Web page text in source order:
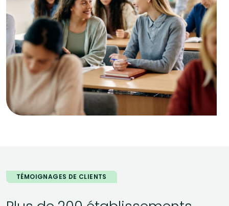
TÉMOIGNAGES DE CLIENTS